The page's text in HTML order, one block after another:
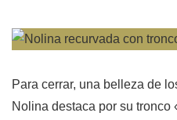
Para cerrar, una belleza de
Nolina destaca por su